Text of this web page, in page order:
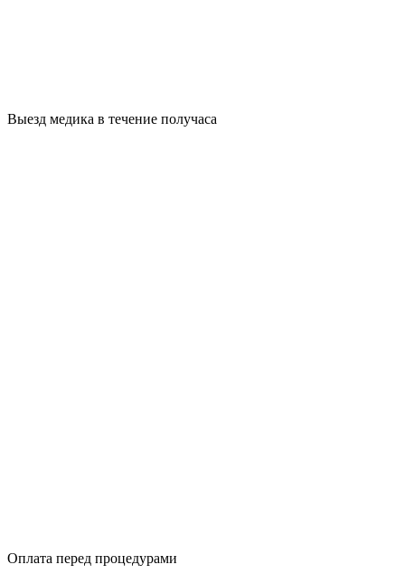
Выезд медика в течение получаса
Оплата перед процедурами